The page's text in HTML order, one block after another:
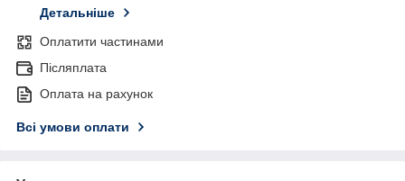
Детальніше
Оплатити частинами
Післяплата
Оплата на рахунок
Всі умови оплати